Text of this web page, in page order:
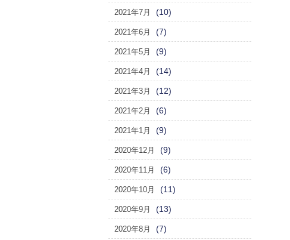
2021年7月 (10)
2021年6月 (7)
2021年5月 (9)
2021年4月 (14)
2021年3月 (12)
2021年2月 (6)
2021年1月 (9)
2020年12月 (9)
2020年11月 (6)
2020年10月 (11)
2020年9月 (13)
2020年8月 (7)